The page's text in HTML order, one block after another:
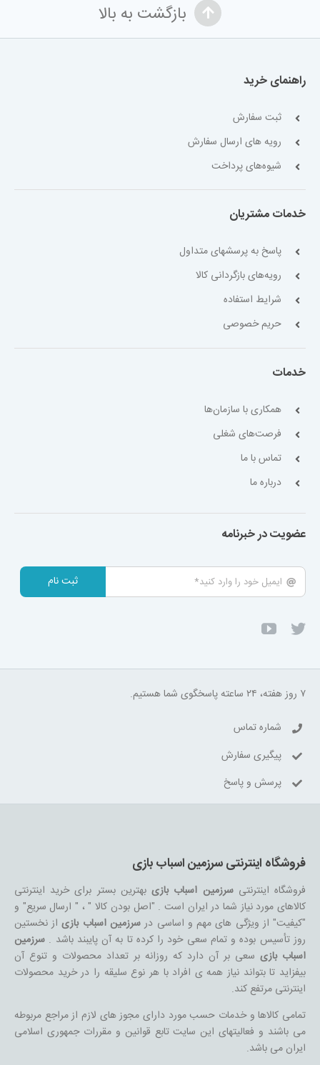
بازگشت به بالا
راهنمای خرید
ثبت سفارش
رویه های ارسال سفارش
شیوه‌های پرداخت
خدمات مشتریان
پاسخ به پرسشهای متداول
رویه‌های بازگردانی کالا
شرایط استفاده
حریم خصوصی
خدمات
همکاری با سازمان‌ها
فرصت‌های شغلی
تماس با ما
درباره ما
عضویت در خبرنامه
ثبت نام
۷ روز هفته، ۲۴ ساعته پاسخگوی شما هستیم.
شماره تماس
پیگیری سفارش
پرسش و پاسخ
فروشگاه اینترنتی سرزمین اسباب بازی
فروشگاه اینترنتیسرزمین اسباب بازیبهترین بستر برای خرید اینترنتی
کالاهای مورد نیاز شما در ایران است . "اصل بودن کالا " ، " ارسال سریع" و
"کیفیت" از ویژگی های مهم و اساسی در سرزمین اسباب بازیاز نخستین
روز تأسیس بوده و تمام سعی خود را کرده تا به آن پایبند باشد .سرزمین
اسباب بازیسعی بر آن دارد که روزانه بر تعداد محصولات و تنوع آن
بیفزاید تا بتواند نیاز همه ی افراد با هر نوع سلیقه را در خرید محصولات
اینترنتی مرتفع کند.
تمامی کالاها و خدمات حسب مورد دارای مجوز های لازم از مراجع مربوطه
می باشند و فعالیتهای این سایت تابع قوانین و مقررات جمهوری اسلامی
ایران می باشد.